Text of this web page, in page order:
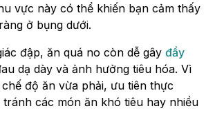
vực này có thể khiến bạn cảm thấy
ở bụng dưới.
đập, ăn quá no còn dễ gây đầy
dạ dày và ảnh hưởng tiêu hóa. Vì
độ ăn vừa phải, ưu tiên thực
tránh các món ăn khó tiêu hay nhiều